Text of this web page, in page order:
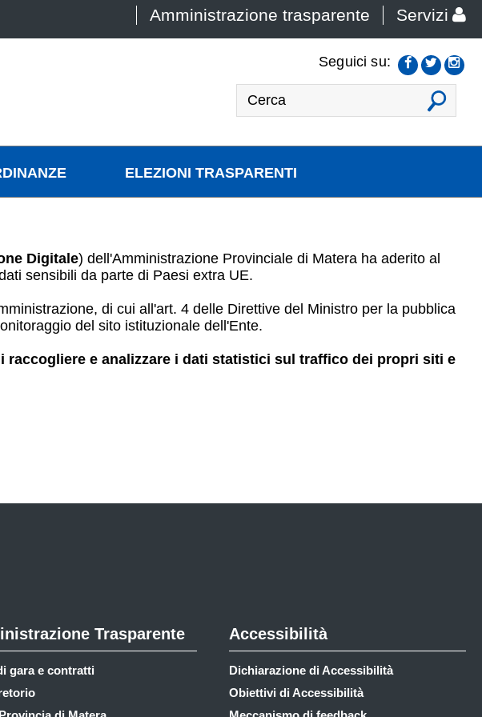
Amministrazione trasparente Servizi
VAI
Seguici su:
ELEZIONI TRASPARENTI
Digitale) dell'Amministrazione Provinciale di Matera ha aderito al
sensibili da parte di Paesi extra UE.
di cui all'art. 4 delle Direttive del Ministro per la pubblica
del sito istituzionale dell'Ente.
e analizzare i dati statistici sul traffico dei propri siti e
Trasparente
gara e contratti
Accessibilità
Dichiarazione di Accessibilità
Obiettivi di Accessibilità